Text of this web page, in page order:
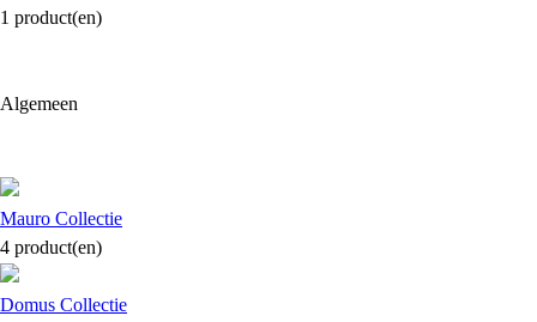
1 product(en)
Algemeen
Mauro Collectie
4 product(en)
Domus Collectie